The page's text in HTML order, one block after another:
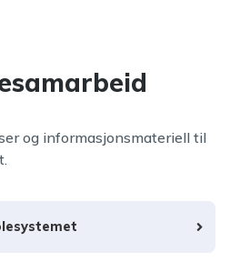
og informasjonsmateriell til